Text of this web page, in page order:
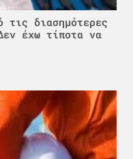
τις διασημότερες
έχω τίποτα να